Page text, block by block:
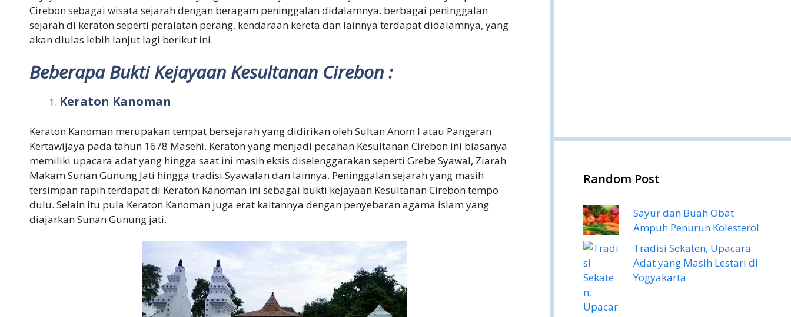
Cirebon sebagai wisata sejarah dengan beragam peninggalan didalamnya. berbagai peninggalan
sejarah di keraton seperti peralatan perang, kendaraan kereta dan lainnya terdapat didalamnya, yang
akan diulas lebih lanjut lagi berikut ini.
Beberapa Bukti Kejayaan Kesultanan Cirebon :
Keraton Kanoman
Keraton Kanoman merupakan tempat bersejarah yang didirikan oleh Sultan Anom I atau Pangeran
Kertawijaya pada tahun 1678 Masehi. Keraton yang menjadi pecahan Kesultanan Cirebon ini biasanya
memiliki upacara adat yang hingga saat ini masih eksis diselenggarakan seperti Grebe Syawal, Ziarah
Makam Sunan Gunung Jati hingga tradisi Syawalan dan lainnya. Peninggalan sejarah yang masih
tersimpan rapih terdapat di Keraton Kanoman ini sebagai bukti kejayaan Kesultanan Cirebon tempo
dulu. Selain itu pula Keraton Kanoman juga erat kaitannya dengan penyebaran agama islam yang
diajarkan Sunan Gunung jati.
Random Post
Sayur dan Buah Obat
Ampuh Penurun Kolesterol
Tradisi Sekaten, Upacara
Adat yang Masih Lestari di
Yogyakarta